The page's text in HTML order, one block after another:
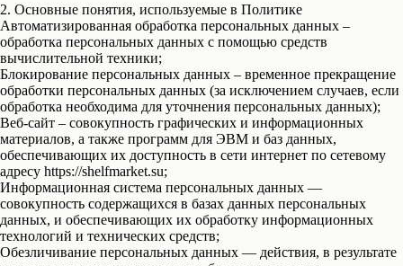
2. Основные понятия, используемые в Политике
Автоматизированная обработка персональных данных –
обработка персональных данных с помощью средств
вычислительной техники;
Блокирование персональных данных – временное прекращение
обработки персональных данных (за исключением случаев, если
обработка необходима для уточнения персональных данных);
Веб-сайт – совокупность графических и информационных
материалов, а также программ для ЭВМ и баз данных,
обеспечивающих их доступность в сети интернет по сетевому
адресу https://shelfmarket.su;
Информационная система персональных данных —
совокупность содержащихся в базах данных персональных
данных, и обеспечивающих их обработку информационных
технологий и технических средств;
Обезличивание персональных данных — действия, в результате